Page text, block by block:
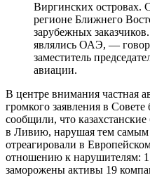
Виргинских островах.
регионе Ближнего
зарубежных
являлись ОАЭ, —
заместитель
авиации.
В центре внимания частная
громкого заявления в
сообщили, что
в Ливию, нарушая тем самым
отреагировали в
отношению к нарушителям:
заморожены активы 19